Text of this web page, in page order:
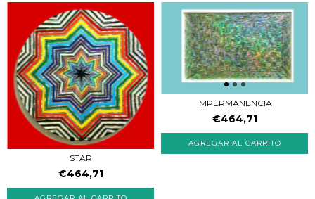
STAR
€464,71
IMPERMANENCIA
€464,71